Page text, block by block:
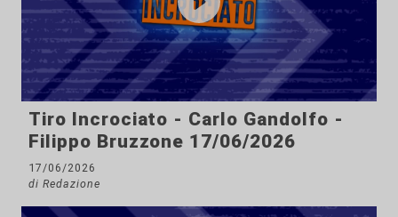
Tiro Incrociato - Carlo Gandolfo -
Filippo Bruzzone 17/06/2026
17/06/2026
di Redazione